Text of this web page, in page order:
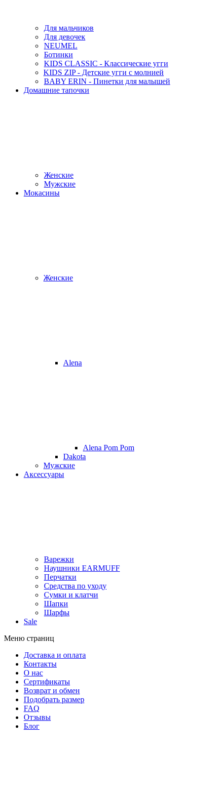
Для мальчиков
Для девочек
NEUMEL
Ботинки
KIDS CLASSIC - Классические угги
KIDS ZIP - Детские угги с молнией
BABY ERIN - Пинетки для малышей
Домашние тапочки
Женские
Мужские
Мокасины
Женские
Alena
Alena Pom Pom
Dakota
Мужские
Аксессуары
Варежки
Наушники EARMUFF
Перчатки
Средства по уходу
Сумки и клатчи
Шапки
Шарфы
Sale
Меню страниц
Доставка и оплата
Контакты
О нас
Сертификаты
Возврат и обмен
Подобрать размер
FAQ
Отзывы
Блог